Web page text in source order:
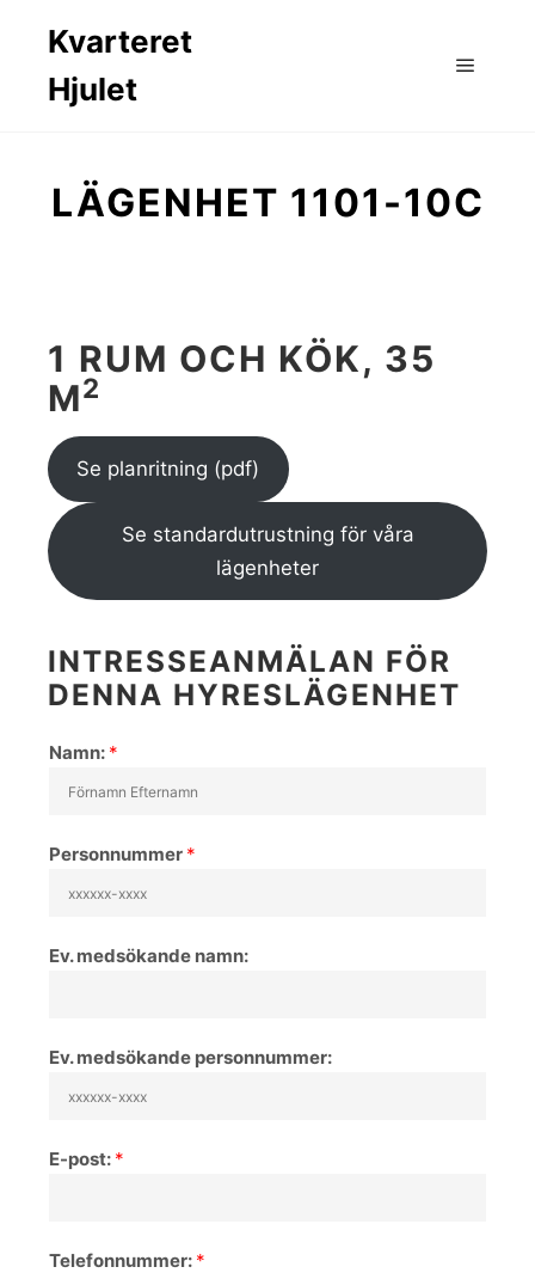
Kvarteret
Hjulet
LÄGENHET 1101-10C
1 RUM OCH KÖK, 35
M2
Se planritning (pdf)
Se standardutrustning för våra
lägenheter
INTRESSEANMÄLAN FÖR
DENNA HYRESLÄGENHET
Namn: *
Personnummer *
Ev. medsökande namn:
Ev. medsökande personnummer:
E-post: *
Telefonnummer: *